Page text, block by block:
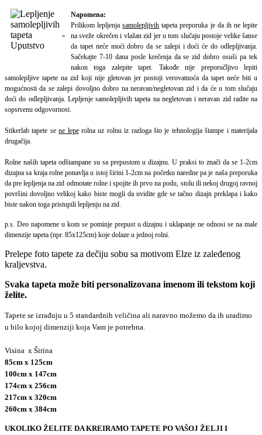
Napomena:
Prilikom lepljenjasamolepljivih tapeta preporuka je da ih ne lepite
na sveže okrečen i vlažan zid jer u tom slučaju postoje velike šanse
da tapet neće moći dobro da se zalepi i doći će do odlepljivanja.
Sačekajte 7-10 dana posle krečenja da se zid dobro osuši pa tek
nakon toga zalepite tapet. Takođe nije preporučljivo lepiti
samolepljive tapete na zid koji nije gletovan jer postoji verovatnoća da tapet neće biti u
mogućnosti da se zalepi dovoljno dobro na neravan/negletovan zid i da će u tom slučaju
doći do odlepljivanja. Lepljenje samolepljivih tapeta na negletovan i neravan zid radite na
sopstvenu odgovornost.
Stikerlab tapete sene leperolna uz rolnu iz razloga što je tehnologija štampe i materijala
drugačija.
Rolne naših tapeta odštampane su sa prepustom u dizajnu. U praksi to znači da se 1-2cm
dizajna sa kraja rolne ponavlja u istoj širini 1-2cm na početku naredne pa je naša preporuka
da pre lepljenja na zid odmotate rolne i spojite ih prvo na podu, stolu ili nekoj drugoj ravnoj
površini dovoljno velikoj kako biste mogli da uvidite gde se tačno dizajn preklapa i kako
biste nakon toga pristupili lepljenju na zid.
p.s. Deo napomene u kom se pominje prepust u dizajnu i uklapanje ne odnosi se na male
dimenzije tapeta (npr. 85x125cm) koje dolaze u jednoj rolni.
Prelepe foto tapete za dečiju sobu sa motivom Elze iz zaleđenog
kraljevstva.
Svaka tapeta može biti personalizovana imenom ili tekstom koji
želite.
Tapete se izrađuju u 5 standardnih veličina ali naravno možemo da ih uradimo
u bilo kojoj dimenziji koja Vam je potrebna.
Visina x Širina
85cm x 125cm
100cm x 147cm
174cm x 256cm
217cm x 320cm
260cm x 384cm
UKOLIKO ŽELITE DA KREIRAMO TAPETE PO VAŠOJ ŽELJI I